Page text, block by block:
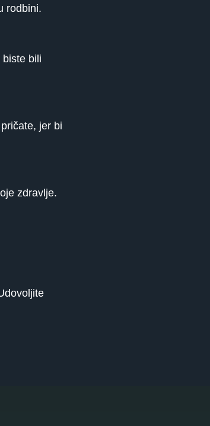
rodbini.
bili
jer bi
zdravlje.